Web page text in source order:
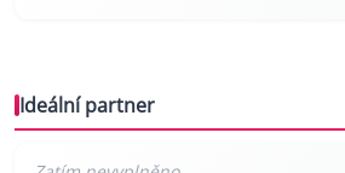
Ideální partner